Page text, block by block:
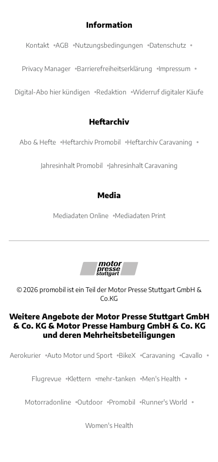
Information
Kontakt AGB Nutzungsbedingungen Datenschutz
Privacy Manager Barrierefreiheitserklärung Impressum
Digital-Abo hier kündigen Redaktion Widerruf digitaler Käufe
Heftarchiv
Abo & Hefte Heftarchiv Promobil Heftarchiv Caravaning
Jahresinhalt Promobil Jahresinhalt Caravaning
Media
Mediadaten Online Mediadaten Print
©2026 promobil ist ein Teil der Motor Presse Stuttgart GmbH &
Co.KG
Weitere Angebote der Motor Presse Stuttgart GmbH
& Co. KG & Motor Presse Hamburg GmbH & Co. KG
und deren Mehrheitsbeteiligungen
Aerokurier Auto Motor und Sport BikeX Caravaning Cavallo
Flugrevue Klettern mehr-tanken Men's Health
Motorradonline Outdoor Promobil Runner's World
Women's Health